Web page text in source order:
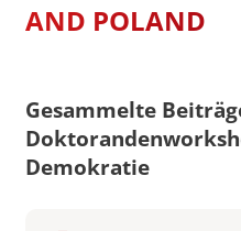
AND POLAND
Gesammelte
Demokratie